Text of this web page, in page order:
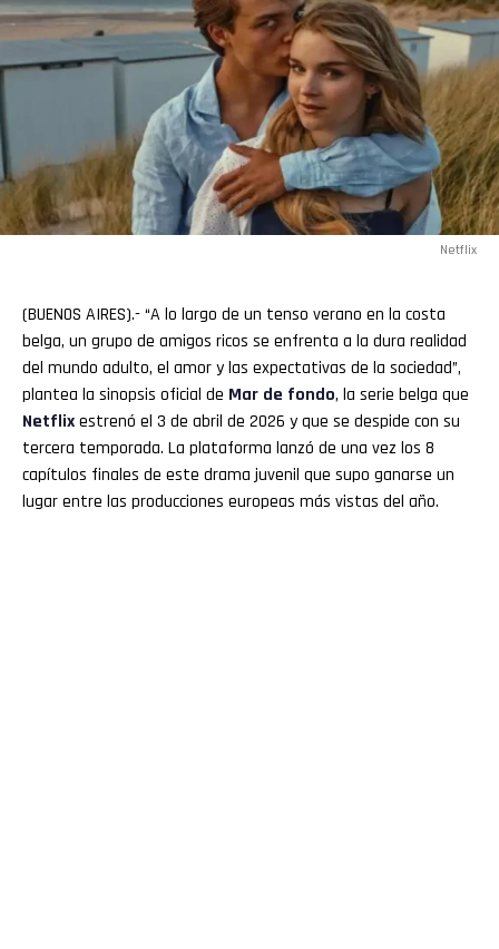
Netflix
(BUENOS AIRES).- “A lo largo de un tenso verano en la costa
belga, un grupo de amigos ricos se enfrenta a la dura realidad
del mundo adulto, el amor y las expectativas de la sociedad”,
plantea la sinopsis oficial de Mar de fondo, la serie belga que
Netflixestrenó el 3 de abril de 2026 y que se despide con su
tercera temporada. La plataforma lanzó de una vez los 8
capítulos finales de este drama juvenil que supo ganarse un
lugar entre las producciones europeas más vistas del año.